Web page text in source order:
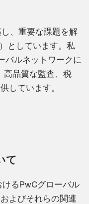
、重要な課題を解
としています。私
バルネットワークに
高品質な監査、税
しています。
て
るPwCグローバル
よびそれらの関連